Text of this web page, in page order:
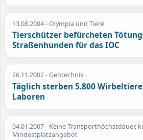
13.08.2004- Olympia und Tiere
Tierschützer befürcheten
Straßenhunden für das IOC
26.11.2002- Gentechnik
Täglich sterben 5.800
Laboren
04.01.2007- Keine Transporthöchstdauer,
Mindestplatzangebot